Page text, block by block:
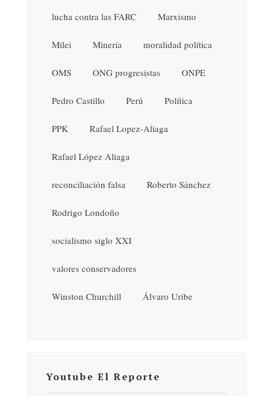
lucha contra las FARC Marxismo
Milei Minería moralidad política
OMS ONG progresistas ONPE
Pedro Castillo Perú Política
PPK Rafael Lopez-Aliaga
Rafael López Aliaga
reconciliación falsa Roberto Sánchez
Rodrigo Londoño
socialismo siglo XXI
valores conservadores
Winston Churchill Álvaro Uribe
Youtube El Reporte